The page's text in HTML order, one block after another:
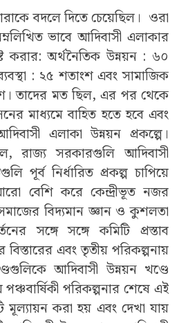
বদলে দিতে চেয়েছিল। ওরা
ভাবে আদিবাসী এলাকার
করার: অর্থনৈতিক উন্নয়ন : ৬০
: ২৫ শতাংশ এবং সামাজিক
তাদের মত ছিল, এর পর থেকে
মাধ্যমে বাহিত হতে হবে এবং
এলাকা উন্নয়ন প্রকল্পে।
রাজ্য সরকারগুলি আদিবাসী
পূর্ব নির্ধারিত প্রকল্প চাপিয়ে
বেশি করে কেন্দ্রীভূত নজর
বিদ্যমান জ্ঞান ও কুশলতা
সঙ্গে সঙ্গে কমিটি প্রস্তাব
এবং তৃতীয় পরিকল্পনায়
আদিবাসী উন্নয়ন খণ্ডে
পরিকল্পনার শেষে এই
করা হয় এবং দেখা যায়